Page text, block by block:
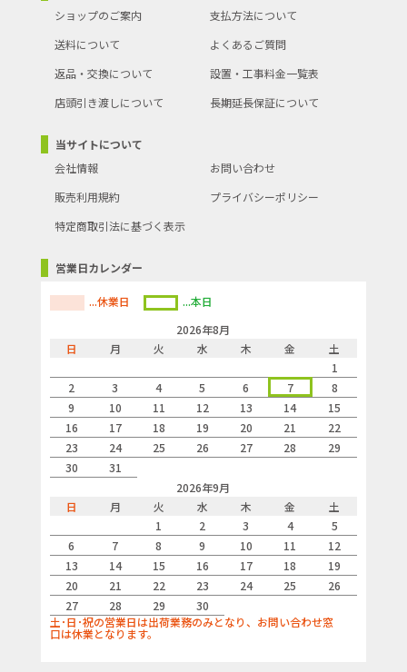
ショップのご案内
支払方法について
送料について
よくあるご質問
返品・交換について
設置・工事料金一覧表
店頭引き渡しについて
長期延長保証について
当サイトについて
会社情報
お問い合わせ
販売利用規約
プライバシーポリシー
特定商取引法に基づく表示
営業日カレンダー
...休業日
...本日
2026年8月
日
月 火 水 木 金
土
1
2
3 4 5 6 7
8
9
10 11 12 13 14
15
16
17 18 19 20 21
22
23
24 25 26 27 28
29
30
31
2026年9月
日
月 火 水 木 金
土
1
2 3 4
5
6
7 8 9 10 11
12
13
14 15 16 17 18
19
20
21 22 23 24 25
26
27
28 29
30
土･日･祝の営業日は出荷業務のみとなり、お問い合わせ窓
口は休業となります。